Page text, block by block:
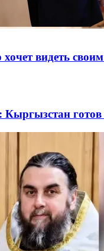
видеть
готов